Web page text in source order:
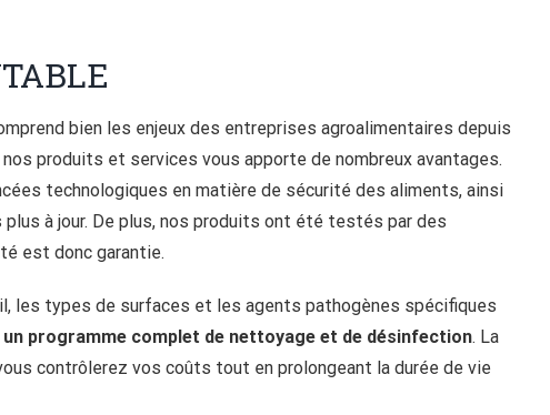
bien les enjeux des entreprises agroalimentaires depuis
produits et services vous apporte de nombreux avantages.
technologiques en matière de sécurité des aliments, ainsi
à jour. De plus, nos produits ont été testés par des
est donc garantie.
les types de surfaces et les agents pathogènes spécifiques
un programme complet de nettoyage et de désinfection. La
contrôlerez vos coûts tout en prolongeant la durée de vie